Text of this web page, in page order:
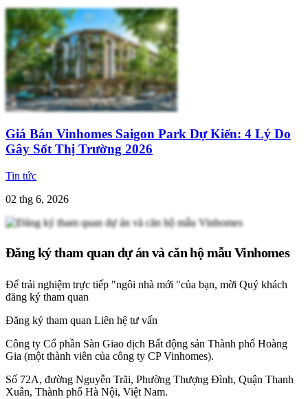
Giá Bán Vinhomes Saigon Park Dự Kiến: 4 Lý Do
Gây Sốt Thị Trường 2026
Tin tức
02 thg 6, 2026
Đăng ký tham quan dự án và căn hộ mẫu Vinhomes
Để trải nghiệm trực tiếp "ngôi nhà mới "của bạn, mời Quý khách
đăng ký tham quan
Đăng ký tham quan Liên hệ tư vấn
Công ty Cổ phần Sàn Giao dịch Bất động sản Thành phố Hoàng
Gia (một thành viên của công ty CP Vinhomes).
Số 72A, đường Nguyễn Trãi, Phường Thượng Đình, Quận Thanh
Xuân, Thành phố Hà Nội, Việt Nam.